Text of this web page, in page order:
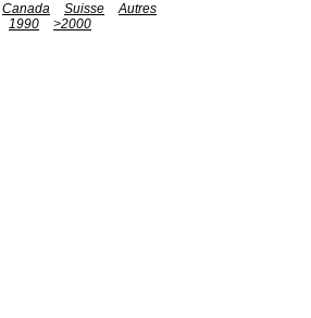
Canada Suisse
Autres
1990
>2000